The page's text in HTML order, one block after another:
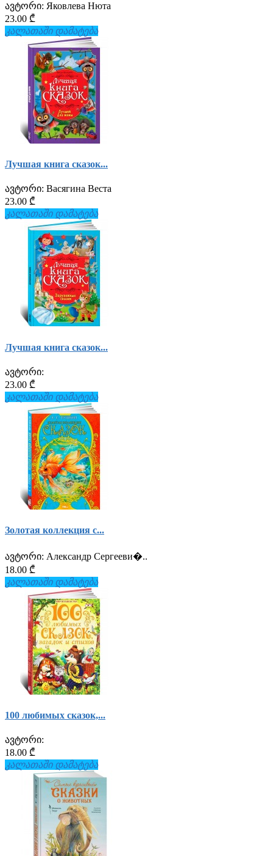
ავტორი: Яковлева Нюта
23.00 ₾
კალათაში დამატება
Лучшая книга сказок...
ავტორი: Васягина Веста
23.00 ₾
კალათაში დამატება
Лучшая книга сказок...
ავტორი:
23.00 ₾
კალათაში დამატება
Золотая коллекция с...
ავტორი: Александр Сергееви�..
18.00 ₾
კალათაში დამატება
100 любимых сказок,...
ავტორი:
18.00 ₾
კალათაში დამატება